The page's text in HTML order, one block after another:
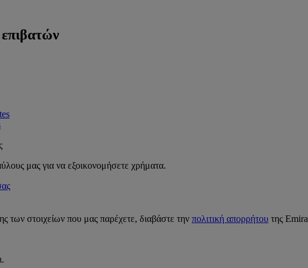
μας για να εξοικονομήσετε χρήματα.
των στοιχείων που μας παρέχετε, διαβάστε την πολιτική απορρήτου της